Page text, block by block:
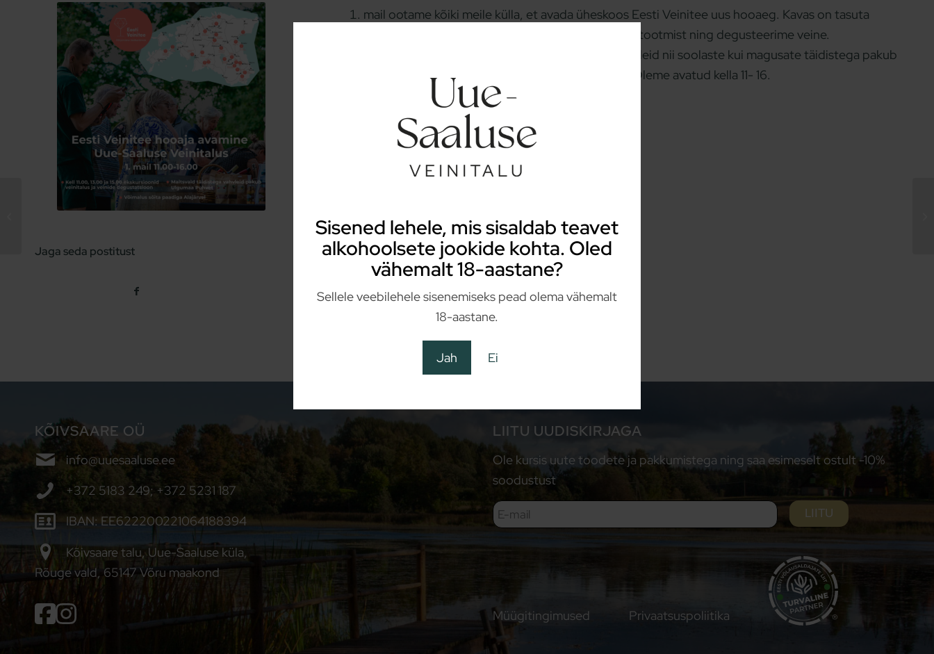
Sisened lehele, mis sisaldab teavet
alkohoolsete jookide kohta. Oled
vähemalt 18-aastane?
Sellele veebilehele sisenemiseks pead olema vähemalt
18-aastane.
Jah Ei
mail ootame kõiki meile külla, et avada üheskoos Eesti Veinitee uus hooaeg. Kavas on tasuta
ekskursioonid, kus tutvustame talu tegemisi, veinitootmist ning degusteerime veine.
Ekskursioonid algavad kl 11, 13 ja 15. Maitsvaid vahvleid nii soolaste kui magusate täidistega pakub
Ulgumaa Puhvet. Võimalus teha järvel paadisõit. Oleme avatud kella 11- 16.
Jaga seda postitust
KÕIVSAARE OÜ
info@uuesaaluse.ee
+372 5183 249; +372 5231 187
IBAN: EE622200221064188394
Kõivsaare talu, Uue-Saaluse küla,
Rõuge vald, 65147 Võru maakond
LIITU UUDISKIRJAGA
Ole kursis uute toodete ja pakkumistega ning saa esimeselt ostult -10%
soodustust
Müügitingimused Privaatsuspoliitika ®
Solaris 2022 pet nat
vahuvein oli edukas